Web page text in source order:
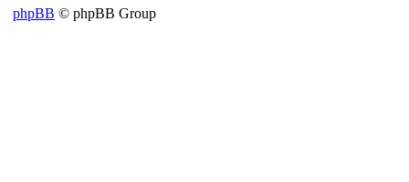
phpBB © phpBB Group